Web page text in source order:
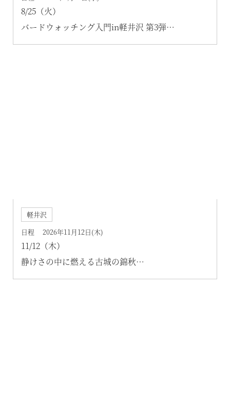
8/25（火）
バードウォッチング入門in軽井沢 第3弾
この時期しか見られない「ツバメのねぐら入り」
軽井沢
日程 2026年11月12日(木)
11/12（木）
静けさの中に燃える古城の錦秋
ガイドと歩く長野の紅葉名所「小諸城跡懐古園」